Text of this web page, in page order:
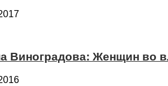
Виноградова: Женщин во